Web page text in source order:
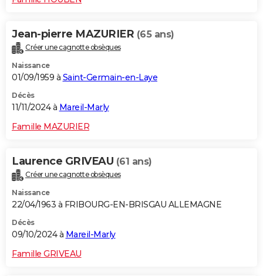
Jean-pierre MAZURIER (65 ans)
Créer une cagnotte obsèques
Naissance
01/09/1959 à Saint-Germain-en-Laye
Décès
11/11/2024 à Mareil-Marly
Famille MAZURIER
Laurence GRIVEAU (61 ans)
Créer une cagnotte obsèques
Naissance
22/04/1963 à FRIBOURG-EN-BRISGAU ALLEMAGNE
Décès
09/10/2024 à Mareil-Marly
Famille GRIVEAU